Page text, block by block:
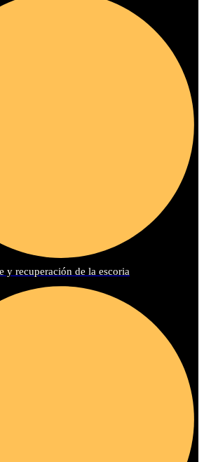
y recuperación de la escoria